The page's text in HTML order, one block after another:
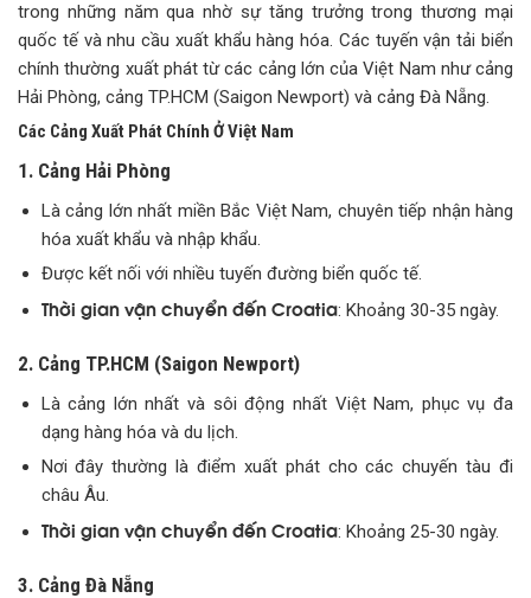
trong những năm qua nhờ sự tăng trưởng trong thương mại
quốc tế và nhu cầu xuất khẩu hàng hóa. Các tuyến vận tải biển
chính thường xuất phát từ các cảng lớn của Việt Nam như cảng
Hải Phòng, cảng TP.HCM (Saigon Newport) và cảng Đà Nẵng.
Các Cảng Xuất Phát Chính Ở Việt Nam
1. Cảng Hải Phòng
Là cảng lớn nhất miền Bắc Việt Nam, chuyên tiếp nhận hàng
hóa xuất khẩu và nhập khẩu.
Được kết nối với nhiều tuyến đường biển quốc tế.
Thời gian vận chuyển đến Croatia: Khoảng 30-35 ngày.
2. Cảng TP.HCM (Saigon Newport)
Là cảng lớn nhất và sôi động nhất Việt Nam, phục vụ đa
dạng hàng hóa và du lịch.
Nơi đây thường là điểm xuất phát cho các chuyến tàu đi
châu Âu.
Thời gian vận chuyển đến Croatia: Khoảng 25-30 ngày.
3. Cảng Đà Nẵng